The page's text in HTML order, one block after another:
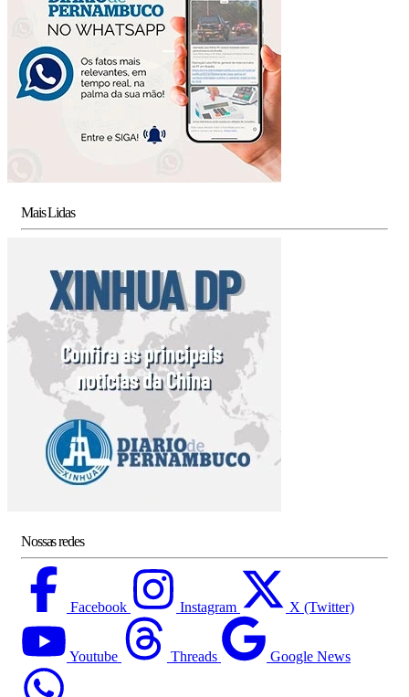
Mais Lidas
Nossas redes
Facebook Instagram X (Twitter)
Youtube Threads Google News